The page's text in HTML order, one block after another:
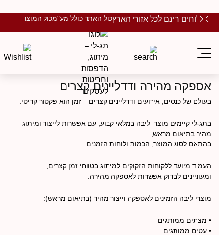
אספקה מהירה ודדליינים קצרים
בעולם של כנסים, אירועים ודדליינים קצרים – זמן הוא פקטור קריטי.
בתג-לי קיימים מוצרי ליבה במלאי קבוע, עם אפשרות לייצור ומיתוג
מהיר בתיאום מראש,
בהתאם לסוג המוצר, הכמות ולוחות הזמנים.
העמוד מיועד ללקוחות הזקוקים למיתוג בטווחי זמן קצרים,
ומעוניינים לבדוק אפשרות לאספקה מהירה.
מוצרי ליבה הזמינים לאספקה וייצור מהיר (בתיאום מראש):
• מצתים ממותגים
• עטים ממותגים